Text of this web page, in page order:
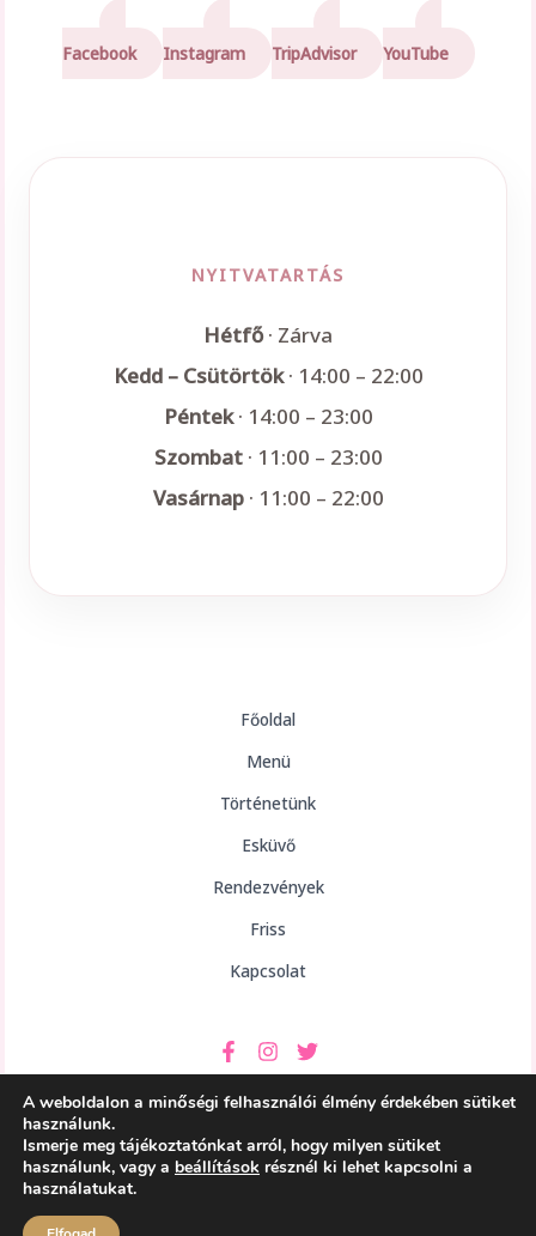
Facebook Instagram TripAdvisor YouTube
NYITVATARTÁS
Hétfő· Zárva
Kedd – Csütörtök· 14:00 – 22:00
Péntek· 14:00 – 23:00
Szombat· 11:00 – 23:00
Vasárnap· 11:00 – 22:00
Főoldal
Menü
Történetünk
Esküvő
Rendezvények
Friss
Kapcsolat
Copyright © 2026 aHely Étterem
A weboldalon a minőségi felhasználói élmény érdekében sütiket
használunk.
Ismerje meg tájékoztatónkat arról, hogy milyen sütiket
használunk, vagy a beállítások résznél ki lehet kapcsolni a
használatukat.